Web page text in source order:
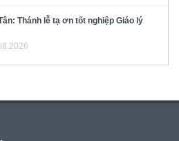
Thánh lễ tạ ơn tốt nghiệp Giáo lý